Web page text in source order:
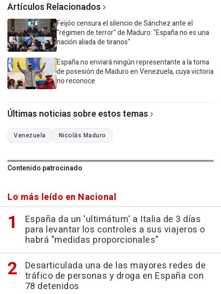
Artículos Relacionados
Feijóo censura el silencio de Sánchez ante el
"régimen de terror" de Maduro: "España no es una
nación aliada de tiranos"
España no enviará ningún representante a la toma
de posesión de Maduro en Venezuela, cuya victoria
no reconoce
Últimas noticias sobre estos temas
Venezuela Nicolás Maduro
Contenido patrocinado
Lo más leído en Nacional
España da un 'ultimátum' a Italia de 3 días
para levantar los controles a sus viajeros o
habrá "medidas proporcionales"
Desarticulada una de las mayores redes de
tráfico de personas y droga en España con
78 detenidos